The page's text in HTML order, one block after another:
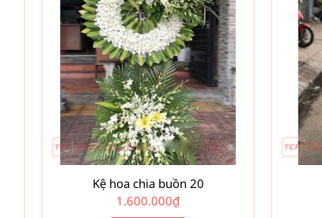
Kệ hoa chia buồn 20
1.600.000₫